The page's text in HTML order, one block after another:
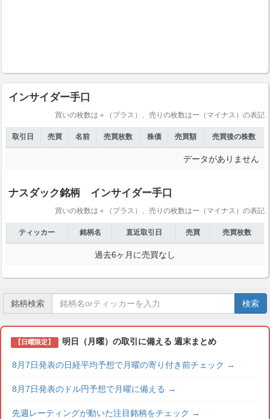
インサイダー手口
買いの枚数は＋（プラス）、売りの枚数はー（マイナス）の表記
取引日 売買 名前 売買枚数 株価 売買額 売買後の株数
データがありません
ナスダック銘柄 インサイダー手口
買いの枚数は＋（プラス）、売りの枚数はー（マイナス）の表記
ティッカー 銘柄名 直近取引日 売買 売買枚数
過去6ヶ月に売買なし
銘柄検索 検索
【日曜限定】 明日（月曜）の取引に備える 週末まとめ
8月7日発表の日経平均予想で月曜の寄り付き前チェック →
8月7日発表のドル円予想で月曜に備える →
先週レーティングが動いた注目銘柄をチェック →